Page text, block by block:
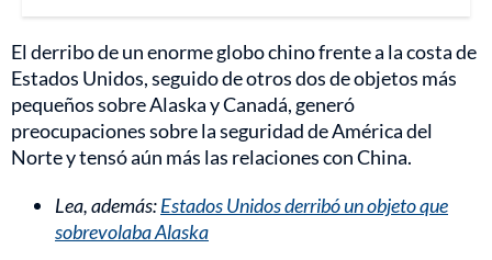
El derribo de un enorme globo chino frente a la costa de
Estados Unidos, seguido de otros dos de objetos más
pequeños sobre Alaska y Canadá, generó
preocupaciones sobre la seguridad de América del
Norte y tensó aún más las relaciones con China.
Lea, además:Estados Unidos derribó un objeto que
sobrevolaba Alaska